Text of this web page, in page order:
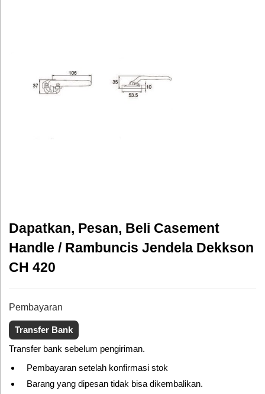
Dapatkan, Pesan, Beli Casement
Handle / Rambuncis Jendela Dekkson
CH 420
Pembayaran
Transfer Bank
Transfer bank sebelum pengiriman.
Pembayaran setelah konfirmasi stok
Barang yang dipesan tidak bisa dikembalikan.